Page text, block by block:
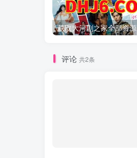
获取大河剧之家全部资源
评论 共2条